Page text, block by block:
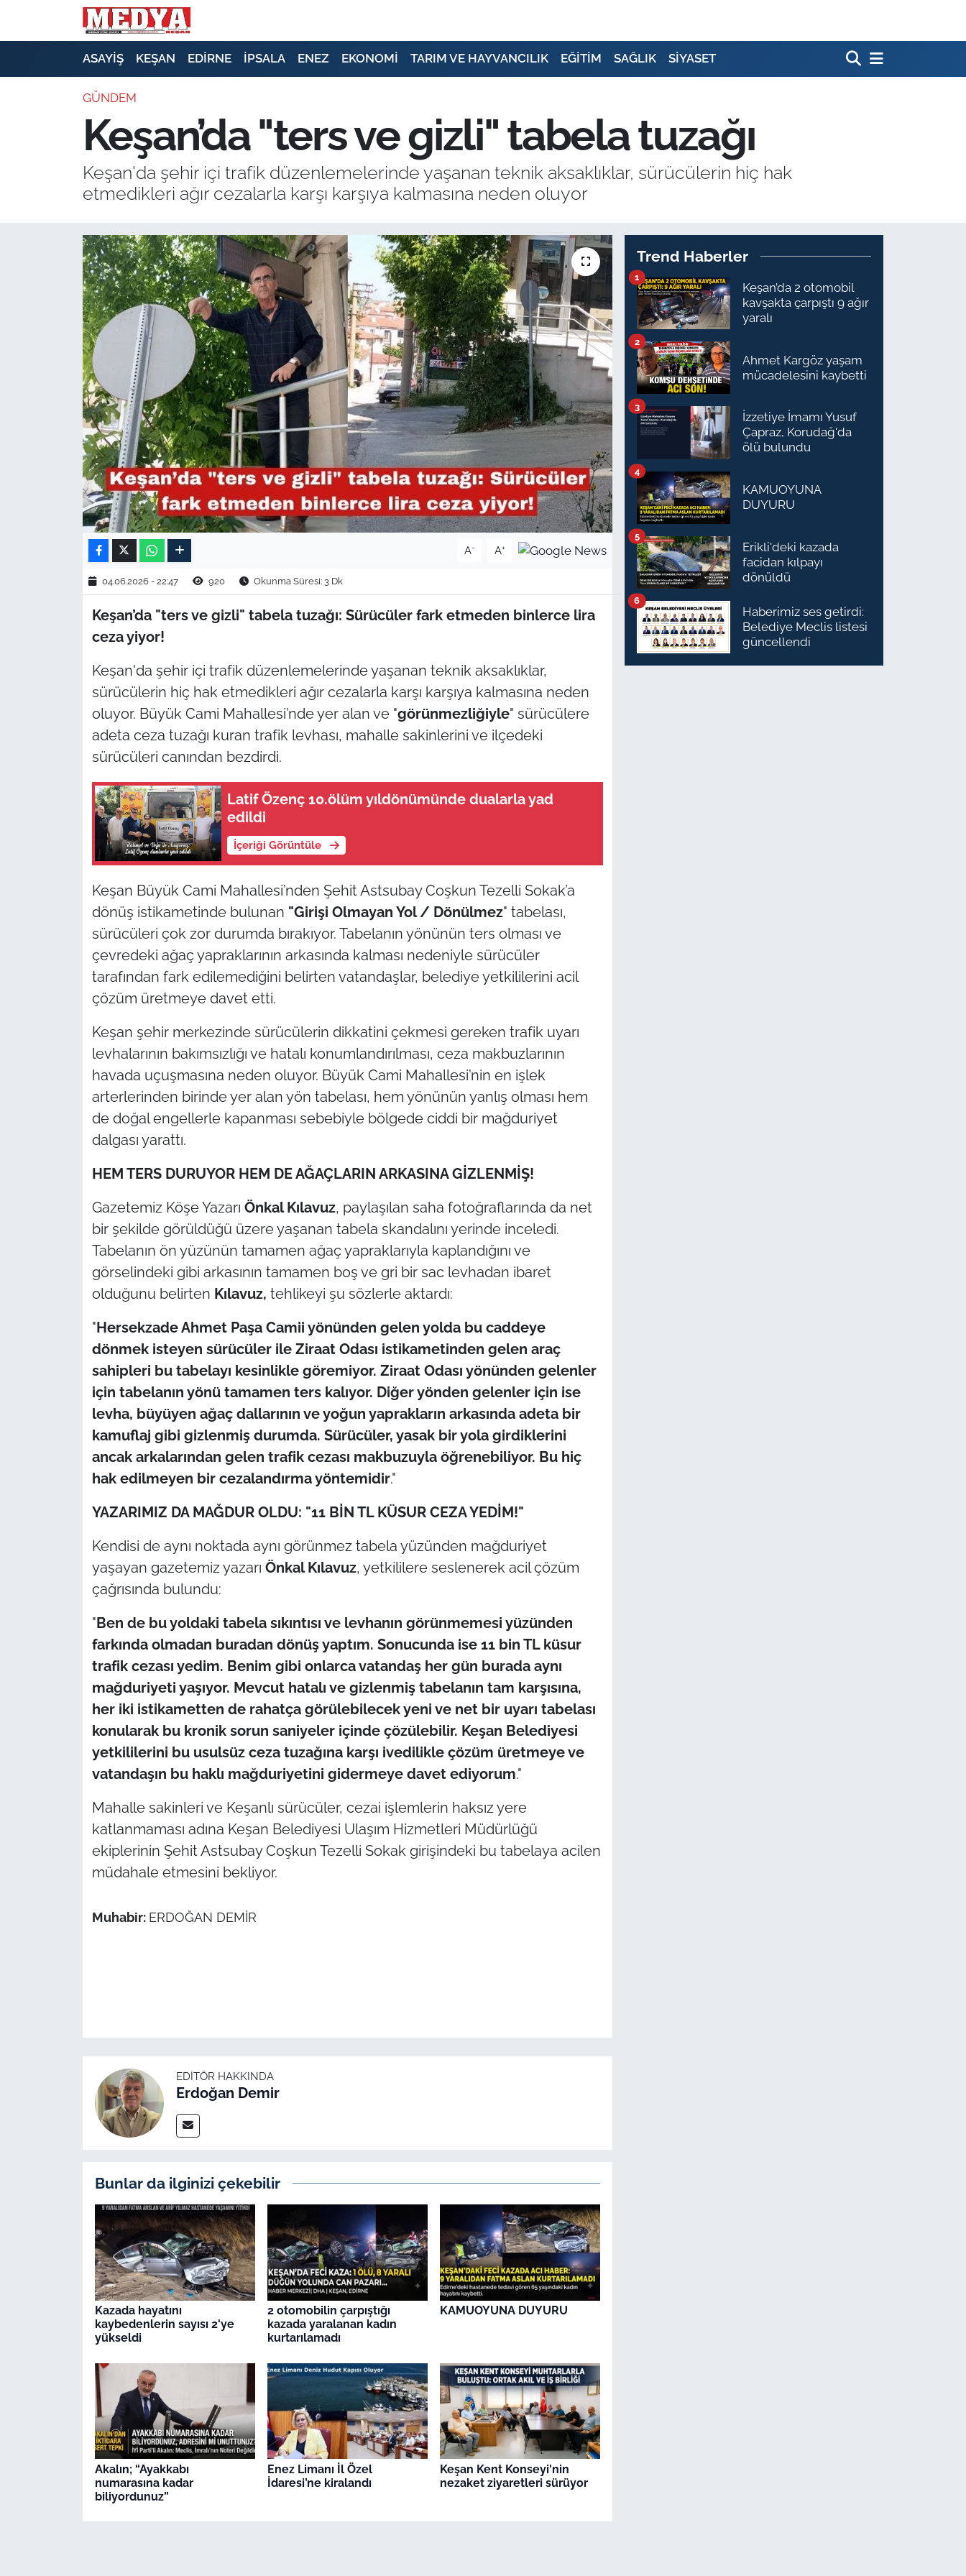
ASAYİŞ KEŞAN EDİRNE İPSALA ENEZ EKONOMİ TARIM VE HAYVANCILIK EĞİTİM SAĞLIK SİYASET
GÜNDEM
Keşan’da "ters ve gizli" tabela tuzağı
Keşan'da şehir içi trafik düzenlemelerinde yaşanan teknik aksaklıklar, sürücülerin hiç hak
etmedikleri ağır cezalarla karşı karşıya kalmasına neden oluyor
A- A+
04.06.2026 - 22:47 920 Okunma Süresi: 3 Dk
Keşan’da "ters ve gizli" tabela tuzağı: Sürücüler fark etmeden binlerce lira
ceza yiyor!
Keşan'da şehir içi trafik düzenlemelerinde yaşanan teknik aksaklıklar,
sürücülerin hiç hak etmedikleri ağır cezalarla karşı karşıya kalmasına neden
oluyor. Büyük Cami Mahallesi’nde yer alan ve "görünmezliğiyle" sürücülere
adeta ceza tuzağı kuran trafik levhası, mahalle sakinlerini ve ilçedeki
sürücüleri canından bezdirdi.
Latif Özenç 10.ölüm yıldönümünde dualarla yad
edildi
İçeriği Görüntüle
Keşan Büyük Cami Mahallesi’nden Şehit Astsubay Coşkun Tezelli Sokak’a
dönüş istikametinde bulunan "Girişi Olmayan Yol / Dönülmez" tabelası,
sürücüleri çok zor durumda bırakıyor. Tabelanın yönünün ters olması ve
çevredeki ağaç yapraklarının arkasında kalması nedeniyle sürücüler
tarafından fark edilemediğini belirten vatandaşlar, belediye yetkililerini acil
çözüm üretmeye davet etti.
Keşan şehir merkezinde sürücülerin dikkatini çekmesi gereken trafik uyarı
levhalarının bakımsızlığı ve hatalı konumlandırılması, ceza makbuzlarının
havada uçuşmasına neden oluyor. Büyük Cami Mahallesi’nin en işlek
arterlerinden birinde yer alan yön tabelası, hem yönünün yanlış olması hem
de doğal engellerle kapanması sebebiyle bölgede ciddi bir mağduriyet
dalgası yarattı.
HEM TERS DURUYOR HEM DE AĞAÇLARIN ARKASINA GİZLENMİŞ!
Gazetemiz Köşe Yazarı Önkal Kılavuz, paylaşılan saha fotoğraflarında da net
bir şekilde görüldüğü üzere yaşanan tabela skandalını yerinde inceledi.
Tabelanın ön yüzünün tamamen ağaç yapraklarıyla kaplandığını ve
görselindeki gibi arkasının tamamen boş ve gri bir sac levhadan ibaret
olduğunu belirten Kılavuz, tehlikeyi şu sözlerle aktardı:
"Hersekzade Ahmet Paşa Camii yönünden gelen yolda bu caddeye
dönmek isteyen sürücüler ile Ziraat Odası istikametinden gelen araç
sahipleri bu tabelayı kesinlikle göremiyor. Ziraat Odası yönünden gelenler
için tabelanın yönü tamamen ters kalıyor. Diğer yönden gelenler için ise
levha, büyüyen ağaç dallarının ve yoğun yaprakların arkasında adeta bir
kamuflaj gibi gizlenmiş durumda. Sürücüler, yasak bir yola girdiklerini
ancak arkalarından gelen trafik cezası makbuzuyla öğrenebiliyor. Bu hiç
hak edilmeyen bir cezalandırma yöntemidir."
YAZARIMIZ DA MAĞDUR OLDU: "11 BİN TL KÜSUR CEZA YEDİM!"
Kendisi de aynı noktada aynı görünmez tabela yüzünden mağduriyet
yaşayan gazetemiz yazarı Önkal Kılavuz, yetkililere seslenerek acil çözüm
çağrısında bulundu:
"Ben de bu yoldaki tabela sıkıntısı ve levhanın görünmemesi yüzünden
farkında olmadan buradan dönüş yaptım. Sonucunda ise 11 bin TL küsur
trafik cezası yedim. Benim gibi onlarca vatandaş her gün burada aynı
mağduriyeti yaşıyor. Mevcut hatalı ve gizlenmiş tabelanın tam karşısına,
her iki istikametten de rahatça görülebilecek yeni ve net bir uyarı tabelası
konularak bu kronik sorun saniyeler içinde çözülebilir. Keşan Belediyesi
yetkililerini bu usulsüz ceza tuzağına karşı ivedilikle çözüm üretmeye ve
vatandaşın bu haklı mağduriyetini gidermeye davet ediyorum."
Mahalle sakinleri ve Keşanlı sürücüler, cezai işlemlerin haksız yere
katlanmaması adına Keşan Belediyesi Ulaşım Hizmetleri Müdürlüğü
ekiplerinin Şehit Astsubay Coşkun Tezelli Sokak girişindeki bu tabelaya acilen
müdahale etmesini bekliyor.
Muhabir: ERDOĞAN DEMİR
EDITÖR HAKKINDA
Erdoğan Demir
Bunlar da ilginizi çekebilir
Kazada hayatını
kaybedenlerin sayısı 2'ye
yükseldi
2 otomobilin çarpıştığı
kazada yaralanan kadın
kurtarılamadı
KAMUOYUNA DUYURU
Akalın; “Ayakkabı
numarasına kadar
biliyordunuz”
Enez Limanı İl Özel
İdaresi’ne kiralandı
Keşan Kent Konseyi'nin
nezaket ziyaretleri sürüyor
Trend Haberler
Keşan’da 2 otomobil
kavşakta çarpıştı 9 ağır
yaralı
1
Ahmet Kargöz yaşam
mücadelesini kaybetti
2
İzzetiye İmamı Yusuf
Çapraz, Korudağ'da
ölü bulundu
3
KAMUOYUNA
DUYURU
4
Erikli'deki kazada
facidan kılpayı
dönüldü
5
Haberimiz ses getirdi:
Belediye Meclis listesi
güncellendi
6
E-GAZETE
SİYASET
GÜNDEM
EKONOMİ
SAĞLIK
EĞİTİM
TARIM VE HAYVANCILIK
KÜLTÜR SANAT
RESMİ İLAN
EDİRNE
ÇANAKKALE
TÜRKİYE
Flaş Haber
Dış Haberler
İş Dünyası
Bilim Teknoloji
English News
Canlı Maç